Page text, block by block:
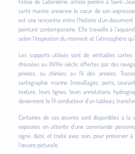
carte marine ancienne le cœur de son
est une rencontre entre l’histoire d’un
peinture contemporaine. Elle travaille à
selon l’inspiration du moment et l’atmosphère
Les supports utilisés sont de véritables cartes
dressées au XVIIIe siècle, offertes par des
privées, ou chinées au fil des années.
cartographie marine (mouillages, ports,
texture, leurs lignes, leurs annotations
deviennent le fil conducteur d’un tableau,
Certaines de ces œuvres sont disponibles à la
exposées en attente d’une commande
signé, daté, et traité avec soin, pour préserver
l’œuvre picturale.